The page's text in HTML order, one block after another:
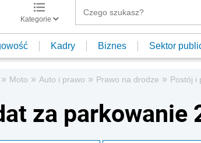
Kategorie
Kadry Biznes Sektor
» Moto » Auto i prawo » Prawo na drodze » Postój i
za parkowanie